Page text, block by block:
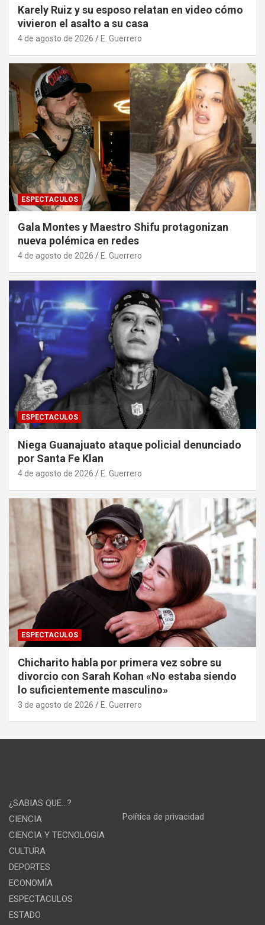
Karely Ruiz y su esposo relatan en video cómo
vivieron el asalto a su casa
4 de agosto de 2026 E. Guerrero
ESPECTACULOS
Gala Montes y Maestro Shifu protagonizan
nueva polémica en redes
4 de agosto de 2026 E. Guerrero
ESPECTACULOS
Niega Guanajuato ataque policial denunciado
por Santa Fe Klan
4 de agosto de 2026 E. Guerrero
ESPECTACULOS
Chicharito habla por primera vez sobre su
divorcio con Sarah Kohan «No estaba siendo
lo suficientemente masculino»
3 de agosto de 2026 E. Guerrero
¿SABIAS QUE…?
CIENCIA
CIENCIA Y TECNOLOGIA
CULTURA
DEPORTES
ECONOMÍA
ESPECTACULOS
ESTADO
Política de privacidad